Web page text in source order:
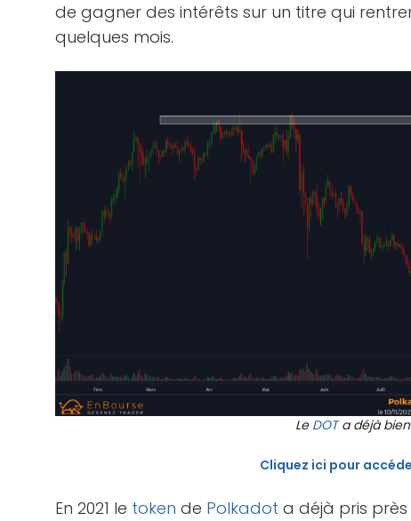
de gagner des intérêts sur un titre qui
quelques mois.
Le DOTa déjà
Cliquez ici pour
En 2021 le token de Polkadot a déjà pris